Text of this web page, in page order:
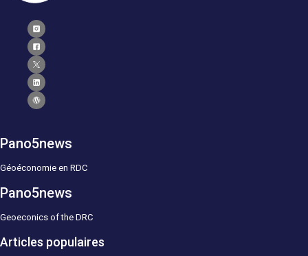
Pano5news
Géoéconomie en RDC
Pano5news
Geoeconics of the DRC
Articles populaires